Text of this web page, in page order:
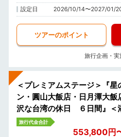
設定日
2026/10/14〜2027/01/
ツアーのポイント
旅行企画・
＜プレミアムステージ＞『星
ン・圓山大飯店・日月潭大
沢な台湾の休日 ６日間』＜
旅行代金合計
553,800円